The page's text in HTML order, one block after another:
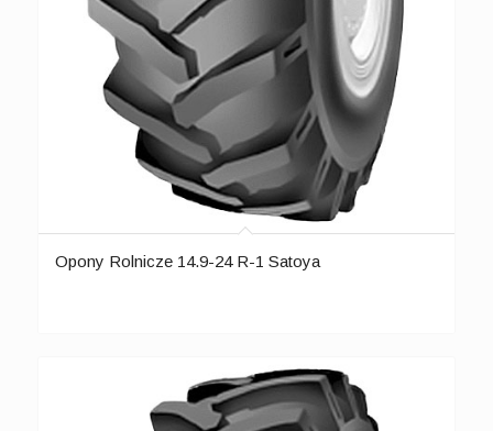
Opony Rolnicze 14.9-24 R-1 Satoya